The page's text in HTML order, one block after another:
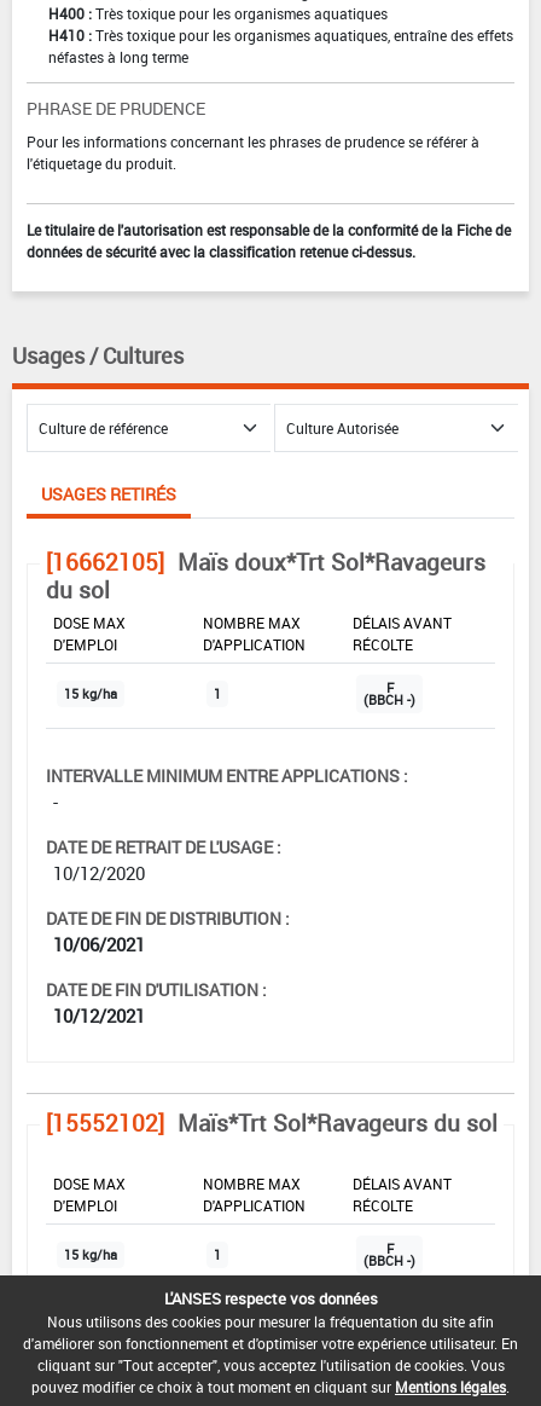
H400 :Très toxique pour les organismes aquatiques
H410 :Très toxique pour les organismes aquatiques, entraîne des effets
néfastes à long terme
PHRASE DE PRUDENCE
Pour les informations concernant les phrases de prudence se référer à
l'étiquetage du produit.
Le titulaire de l'autorisation est responsable de la conformité de la Fiche de
données de sécurité avec la classification retenue ci-dessus.
Usages / Cultures
USAGES RETIRÉS
[16662105] Maïs doux*Trt Sol*Ravageurs
du sol
DOSE MAX
D'EMPLOI
NOMBRE MAX
D'APPLICATION
DÉLAIS AVANT
RÉCOLTE
15 kg/ha 1 F
(BBCH -)
INTERVALLE MINIMUM ENTRE APPLICATIONS :
-
DATE DE RETRAIT DE L'USAGE :
10/12/2020
DATE DE FIN DE DISTRIBUTION :
10/06/2021
DATE DE FIN D'UTILISATION :
10/12/2021
[15552102] Maïs*Trt Sol*Ravageurs du sol
DOSE MAX
D'EMPLOI
NOMBRE MAX
D'APPLICATION
DÉLAIS AVANT
RÉCOLTE
15 kg/ha 1 F
(BBCH -)
INTERVALLE MINIMUM ENTRE APPLICATIONS :
-
L'ANSES respecte vos données
Nous utilisons des cookies pour mesurer la fréquentation du site afin
d'améliorer son fonctionnement et d'optimiser votre expérience utilisateur. En
cliquant sur "Tout accepter", vous acceptez l'utilisation de cookies. Vous
pouvez modifier ce choix à tout moment en cliquant sur Mentions légales